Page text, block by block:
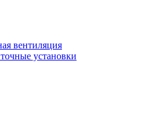
вентиляция
установки